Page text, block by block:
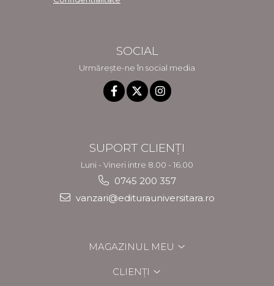
SOCIAL
Urmărește-ne în social media
SUPORT CLIENȚI
Luni - Vineri intre 8.00 - 16.00
0745 200 357
vanzari@editurauniversitara.ro
MAGAZINUL MEU
CLIENȚI